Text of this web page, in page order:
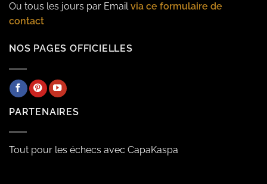
Ou tous les jours par Emailvia ce formulaire de
contact
NOS PAGES OFFICIELLES
PARTENAIRES
Tout pour les échecs avec CapaKaspa